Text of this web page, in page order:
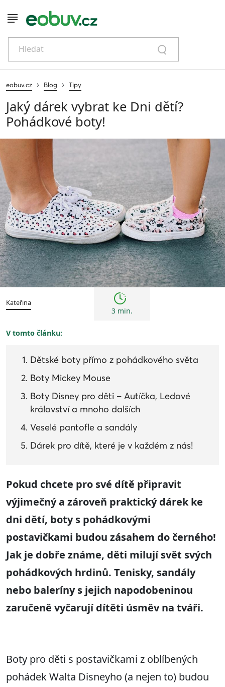
Hledat
eobuv.cz › Blog › Tipy
Jaký dárek vybrat ke Dni dětí?
Pohádkové boty!
Tipy
Kateřina
3 min.
V tomto článku:
Dětské boty přímo z pohádkového světa
Boty Mickey Mouse
Boty Disney pro děti – Autíčka, Ledové
království a mnoho dalších
Veselé pantofle a sandály
Dárek pro dítě, které je v každém z nás!
Pokud chcete pro své dítě připravit
výjimečný a zároveň praktický dárek ke
dni dětí, boty s pohádkovými
postavičkami budou zásahem do černého!
Jak je dobře známe, děti milují svět svých
pohádkových hrdinů. Tenisky, sandály
nebo baleríny s jejich napodobeninou
zaručeně vyčarují dítěti úsměv na tváři.
Boty pro děti s postavičkami z oblíbených
pohádek Walta Disneyho (a nejen to) budou